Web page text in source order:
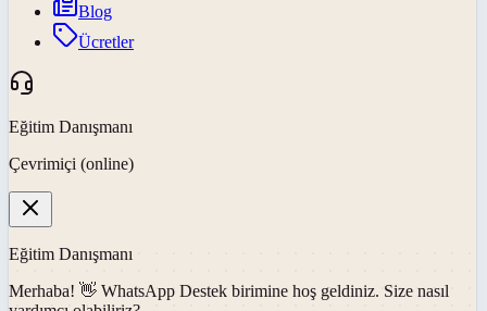
Blog
Ücretler
Eğitim Danışmanı
Çevrimiçi (online)
Eğitim Danışmanı
Merhaba! 👋 WhatsApp Destek birimine hoş geldiniz. Size nasıl